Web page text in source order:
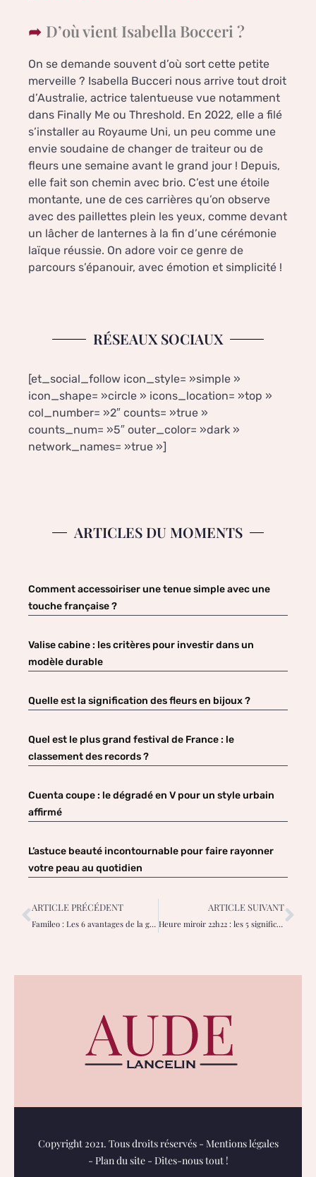
D’où vient Isabella Bocceri ?
On se demande souvent d’où sort cette petite
merveille ? Isabella Bucceri nous arrive tout droit
d’Australie, actrice talentueuse vue notamment
dans Finally Me ou Threshold. En 2022, elle a filé
s’installer au Royaume Uni, un peu comme une
envie soudaine de changer de traiteur ou de
fleurs une semaine avant le grand jour ! Depuis,
elle fait son chemin avec brio. C’est une étoile
montante, une de ces carrières qu’on observe
avec des paillettes plein les yeux, comme devant
un lâcher de lanternes à la fin d’une cérémonie
laïque réussie. On adore voir ce genre de
parcours s’épanouir, avec émotion et simplicité !
RÉSEAUX SOCIAUX
[et_social_follow icon_style= »simple »
icon_shape= »circle » icons_location= »top »
col_number= »2″ counts= »true »
counts_num= »5″ outer_color= »dark »
network_names= »true »]
ARTICLES DU MOMENTS
Comment accessoiriser une tenue simple avec une
touche française ?
Valise cabine : les critères pour investir dans un
modèle durable
Quelle est la signification des fleurs en bijoux ?
Quel est le plus grand festival de France : le
classement des records ?
Cuenta coupe : le dégradé en V pour un style urbain
affirmé
L’astuce beauté incontournable pour faire rayonner
votre peau au quotidien
ARTICLE PRÉCÉDENT
Famileo : Les 6 avantages de la gazette papier pour vos grands-parents
ARTICLE SUIVANT
Heure miroir 22h22 : les 5 significations pour comprendre ce message
Copyright 2021. Tous droits réservés - Mentions légales
- Plan du site- Dites-nous tout !